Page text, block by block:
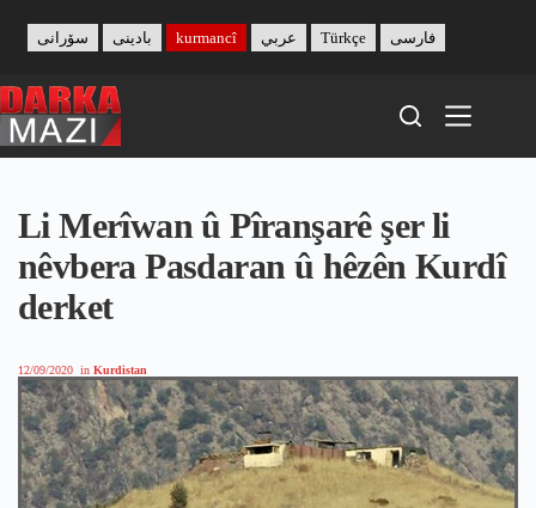
content
بادینی سۆرانی kurmancî عربي Türkçe فارسی
Li Merîwan û Pîranşarê şer li
nêvbera Pasdaran û hêzên Kurdî
derket
12/09/2020 in Kurdistan